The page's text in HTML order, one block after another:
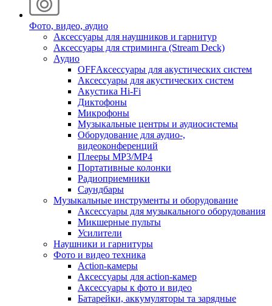
Фото, видео, аудио
Аксессуары для наушников и гарнитур
Аксессуары для стриминга (Stream Deck)
Аудио
OFFАксессуары для акустических систем
Аксессуары для акустических систем
Акустика Hi-Fi
Диктофоны
Микрофоны
Музыкальные центры и аудиосистемы
Оборудование для аудио-,
видеоконференций
Плееры MP3/MP4
Портативные колонки
Радиоприемники
Саундбары
Музыкальные инструменты и оборудование
Аксессуары для музыкального оборудования
Микшерные пульты
Усилители
Наушники и гарнитуры
Фото и видео техника
Action-камеры
Аксессуары для action-камер
Аксессуары к фото и видео
Батарейки, аккумуляторы та зарядные